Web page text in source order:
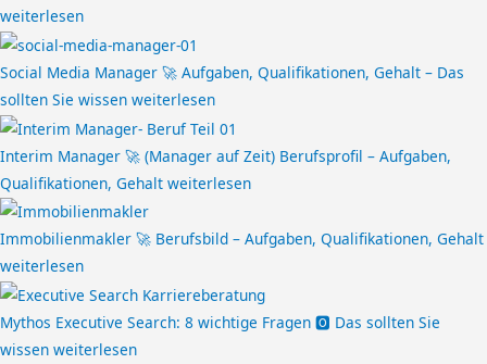
weiterlesen
Social Media Manager 🚀 Aufgaben, Qualifikationen, Gehalt – Das
sollten Sie wissen weiterlesen
Interim Manager 🚀 (Manager auf Zeit) Berufsprofil – Aufgaben,
Qualifikationen, Gehalt weiterlesen
Immobilienmakler 🚀 Berufsbild – Aufgaben, Qualifikationen, Gehalt
weiterlesen
Mythos Executive Search: 8 wichtige Fragen 🅾️ Das sollten Sie
wissen weiterlesen